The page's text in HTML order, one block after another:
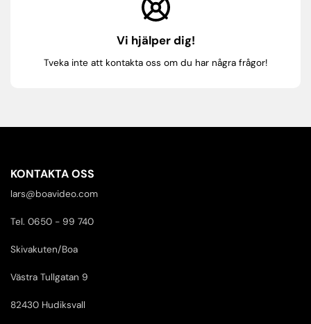
Vi hjälper dig!
Tveka inte att kontakta oss om du har några frågor!
KONTAKTA OSS
lars@boavideo.com
Tel. 0650 - 99 740
Skivakuten/Boa
Västra Tullgatan 9
82430 Hudiksvall